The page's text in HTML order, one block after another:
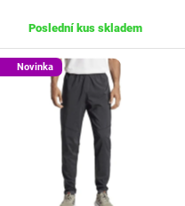
Poslední kus skladem
Novinka